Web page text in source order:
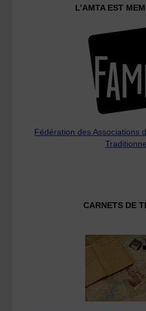
L’AMTA EST
Fédération des Associations
CARNETS DE